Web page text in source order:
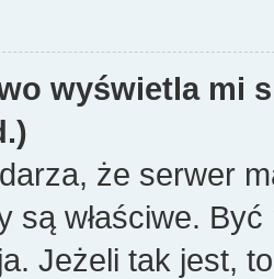
wyświetla mi
że serwer
są właściwe.
Jeżeli tak jest,